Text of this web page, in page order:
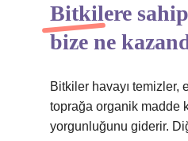
Bitkilere
bize ne
Bitkiler havayı temizler,
toprağa organik madde
yorgunluğunu giderir.